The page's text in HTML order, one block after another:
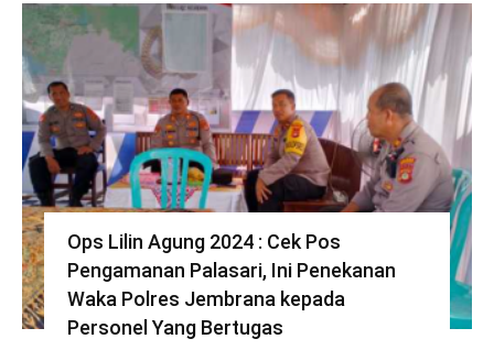
Ops Lilin Agung 2024 : Cek Pos
Pengamanan Palasari, Ini Penekanan
Waka Polres Jembrana kepada
Personel Yang Bertugas